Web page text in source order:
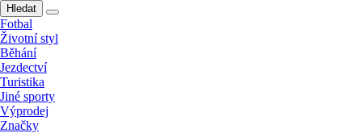
Hledat
Fotbal
Životní styl
Běhání
Jezdectví
Turistika
Jiné sporty
Výprodej
Značky